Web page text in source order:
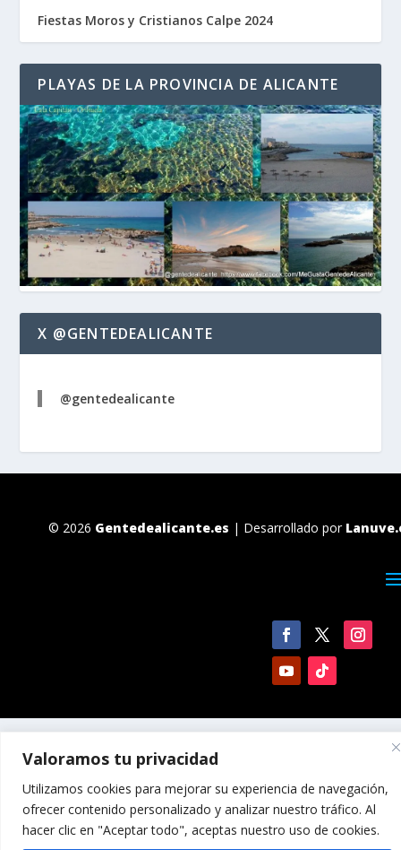
Valoramos tu privacidad
Utilizamos cookies para mejorar su experiencia de navegación,
ofrecer contenido personalizado y analizar nuestro tráfico. Al
hacer clic en "Aceptar todo", aceptas nuestro uso de cookies.
Fiestas Moros y Cristianos Calpe 2024
PLAYAS DE LA PROVINCIA DE ALICANTE
X @GENTEDEALICANTE
@gentedealicante
© 2026 Gentedealicante.es | Desarrollado por